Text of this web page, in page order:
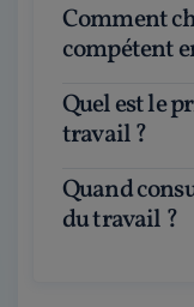
Comment choisir un avocat
compétent
Quel est le prix d'un avocat en droit du
travail ?
Quand consulter un avocat en droit
du travail ?